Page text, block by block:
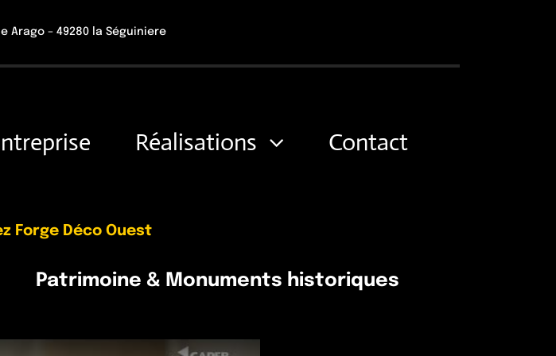
Arago – 49280 la Séguiniere
Réalisations Contact
Forge Déco Ouest
Patrimoine & Monuments historiques